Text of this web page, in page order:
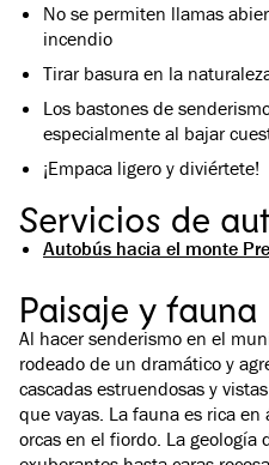
No se permiten llamas
incendio
Tirar basura en la
Los bastones de
especialmente al bajar
¡Empaca ligero y diviértete!
Servicios de
Autobús hacia el monte
Paisaje y fauna
Al hacer senderismo en el
rodeado de un dramático y
cascadas estruendosas y
que vayas. La fauna es rica en
orcas en el fiordo. La geología